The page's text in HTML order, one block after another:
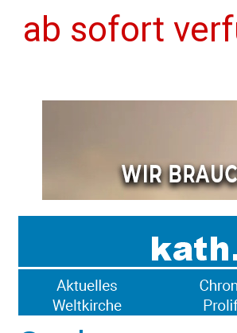
ab sofort